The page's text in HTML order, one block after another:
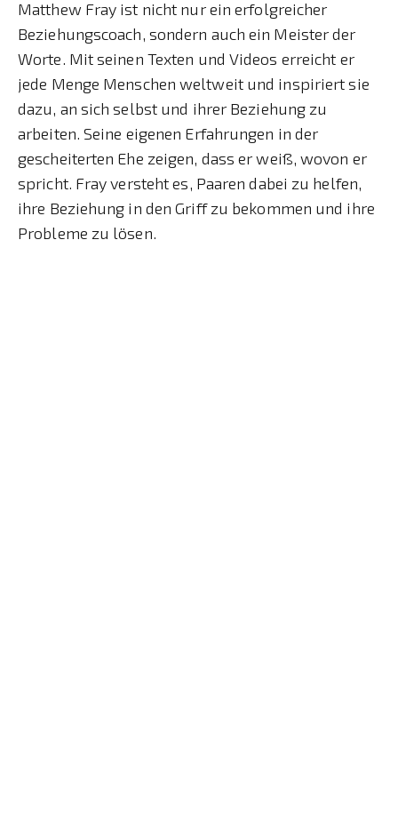
Matthew Fray ist nicht nur ein erfolgreicher
Beziehungscoach, sondern auch ein Meister der
Worte. Mit seinen Texten und Videos erreicht er
jede Menge Menschen weltweit und inspiriert sie
dazu, an sich selbst und ihrer Beziehung zu
arbeiten. Seine eigenen Erfahrungen in der
gescheiterten Ehe zeigen, dass er weiß, wovon er
spricht. Fray versteht es, Paaren dabei zu helfen,
ihre Beziehung in den Griff zu bekommen und ihre
Probleme zu lösen.